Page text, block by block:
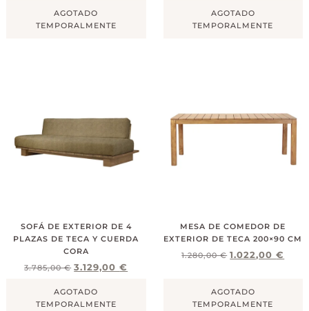
AGOTADO
TEMPORALMENTE
AGOTADO
TEMPORALMENTE
SOFÁ DE EXTERIOR DE 4
PLAZAS DE TECA Y CUERDA
CORA
3.785,00€ 3.129,00€
AGOTADO
TEMPORALMENTE
MESA DE COMEDOR DE
EXTERIOR DE TECA 200×90 CM
1.280,00€ 1.022,00€
AGOTADO
TEMPORALMENTE